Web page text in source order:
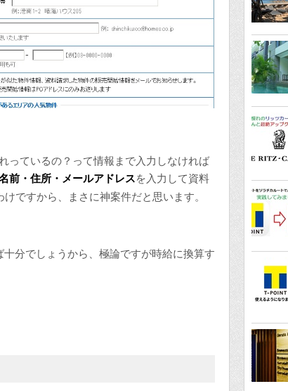
っているの？って情報まで入力しなければ
前・住所・メールアドレスを入力して資料
ですから、まさに神案件だと思います。
分でしょうから、極論ですが時給に換算す